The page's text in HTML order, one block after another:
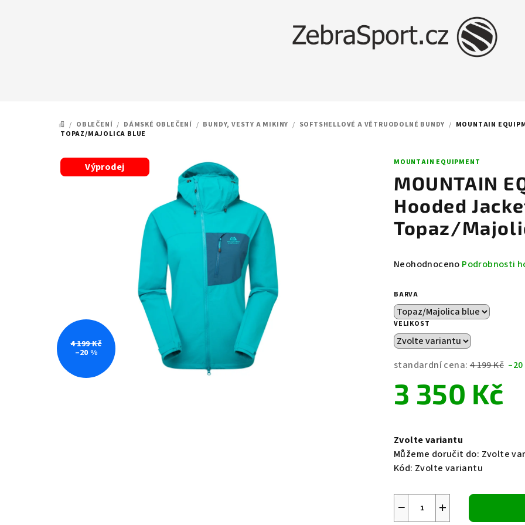
DOMŮ
/ OBLEČENÍ / DÁMSKÉ OBLEČENÍ / BUNDY, VESTY A MIKINY / SOFTSHELLOVÉ A VĚTRUODOLNÉ BUNDY / MOUNTAIN
TOPAZ/MAJOLICA BLUE
MOUNTAIN EQUIPMENT
MOUNTAIN
Hooded
Topaz/
Průměrné
produktu
je
0,0
z
5
hvězdiček.
Neohodnoceno Podrobnosti
BARVA
VELIKOST
standardní cena: 4 199 Kč
3 350 Kč
cena:
Zvolte variantu
Můžeme doručit do: Zvolte
Kód: Zvolte variantu
+
−
Výprodej
4 199 Kč
–20 %